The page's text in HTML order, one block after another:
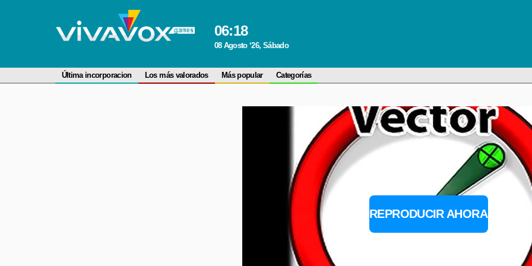
06:18
08 Agosto ‘26, Sábado
Última incorporacion Los más valorados Más popular Categorías
REPRODUCIR AHORA